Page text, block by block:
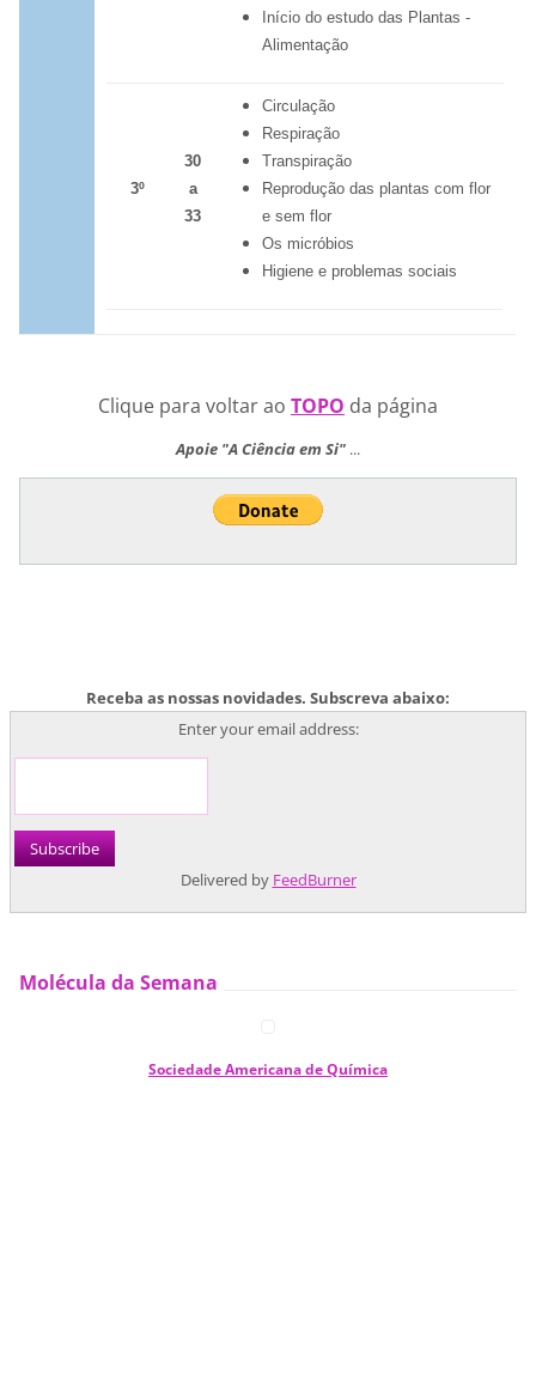
Início do estudo das Plantas -
Alimentação
3º
30
a
33
Circulação
Respiração
Transpiração
Reprodução das plantas com flor
e sem flor
Os micróbios
Higiene e problemas sociais
Clique para voltar ao TOPO da página
Apoie "A Ciência em Si" ...
Receba as nossas novidades. Subscreva abaixo:
Enter your email address:
Delivered by FeedBurner
Molécula da Semana
Sociedade Americana de Química